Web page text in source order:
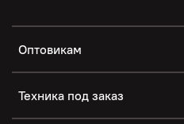
Оптовикам
Техника под заказ